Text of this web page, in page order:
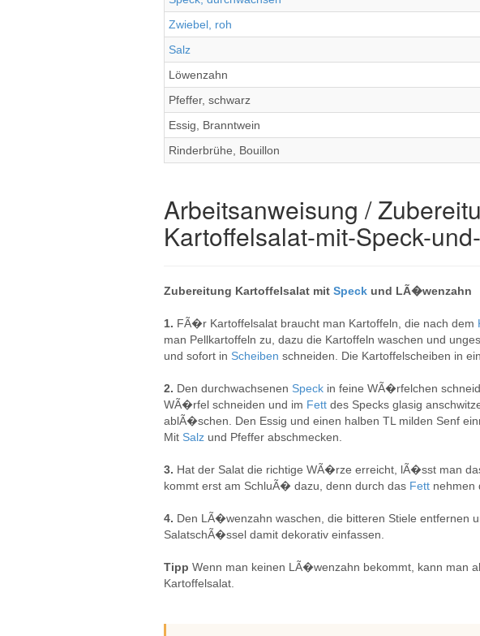
Zwiebel, roh
Salz
Löwenzahn
Pfeffer, schwarz
Essig, Branntwein
Rinderbrühe, Bouillon
Arbeitsanweisung /
Kartoffelsalat-mit-Speck-
Zubereitung Kartoffelsalat mit Speck und LÃ�wenzahn
1. FÃ�r Kartoffelsalat braucht man Kartoffeln, die nach dem
man Pellkartoffeln zu, dazu die Kartoffeln waschen und
und sofort in Scheiben schneiden. Die Kartoffelscheiben in
2. Den durchwachsenen Speck in feine WÃ�rfelchen
WÃ�rfel schneiden und im Fett des Specks glasig
ablÃ�schen. Den Essig und einen halben TL milden Senf
Mit Salz und Pfeffer abschmecken.
3. Hat der Salat die richtige WÃ�rze erreicht, lÃ�sst man
kommt erst am SchluÃ� dazu, denn durch das Fett nehmen
4. Den LÃ�wenzahn waschen, die bitteren Stiele entfernen
SalatschÃ�ssel damit dekorativ einfassen.
Tipp Wenn man keinen LÃ�wenzahn bekommt, kann man
Kartoffelsalat.